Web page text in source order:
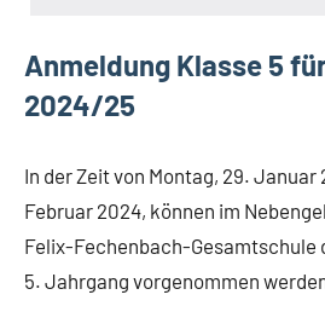
Anmeldung Klasse 5
2024/25
In der Zeit von Montag, 29. Januar
Februar 2024, können im
Felix-Fechenbach-Gesamtschule
5. Jahrgang vorgenommen